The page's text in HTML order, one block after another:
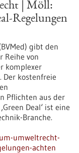
| Möll:
Regelungen
gibt den
Reihe von
komplexer
Der kostenfreie
Pflichten aus der
Deal‘ ist eine
Branche.
umweltrecht-
achten